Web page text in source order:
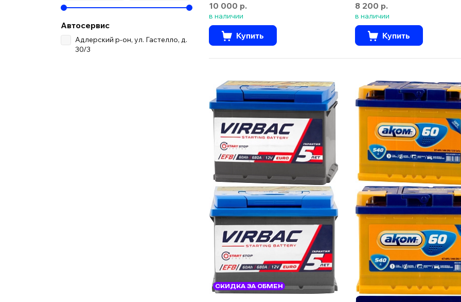
Автосервис
Адлерский р-он, ул. Гастелло, д.
30/3
10 000 р.
в наличии
Купить
8 200 р.
в наличии
Купить
СКИДКА ЗА ОБМЕН